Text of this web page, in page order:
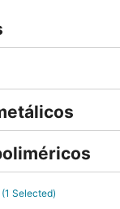
(1 Selected)